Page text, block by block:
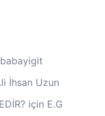
İhsan Uzun
için E.G